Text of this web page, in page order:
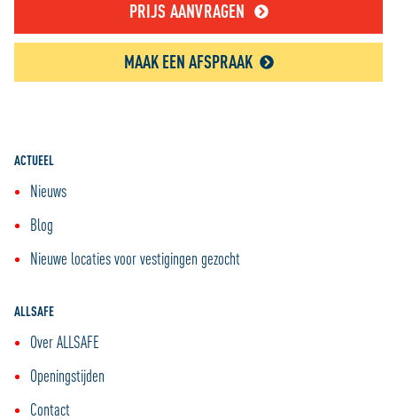
PRIJS AANVRAGEN
MAAK EEN AFSPRAAK
ACTUEEL
Nieuws
Blog
Nieuwe locaties voor vestigingen gezocht
ALLSAFE
Over ALLSAFE
Openingstijden
Contact